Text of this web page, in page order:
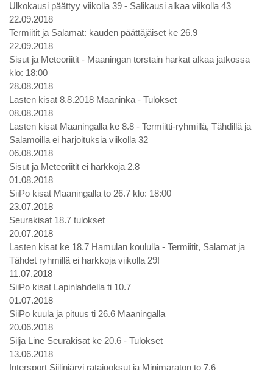
Ulkokausi päättyy viikolla 39 - Salikausi alkaa viikolla 43
22.09.2018
Termiitit ja Salamat: kauden päättäjäiset ke 26.9
22.09.2018
Sisut ja Meteoriitit - Maaningan torstain harkat alkaa jatkossa
klo: 18:00
28.08.2018
Lasten kisat 8.8.2018 Maaninka - Tulokset
08.08.2018
Lasten kisat Maaningalla ke 8.8 - Termiitti-ryhmillä, Tähdillä ja
Salamoilla ei harjoituksia viikolla 32
06.08.2018
Sisut ja Meteoriitit ei harkkoja 2.8
01.08.2018
SiiPo kisat Maaningalla to 26.7 klo: 18:00
23.07.2018
Seurakisat 18.7 tulokset
20.07.2018
Lasten kisat ke 18.7 Hamulan koululla - Termiitit, Salamat ja
Tähdet ryhmillä ei harkkoja viikolla 29!
11.07.2018
SiiPo kisat Lapinlahdella ti 10.7
01.07.2018
SiiPo kuula ja pituus ti 26.6 Maaningalla
20.06.2018
Silja Line Seurakisat ke 20.6 - Tulokset
13.06.2018
Intersport Siilinjärvi ratajuoksut ja Minimaraton to 7.6